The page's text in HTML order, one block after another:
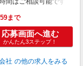
まで
応募画面へ進む
かんたん3ステップ！
社 の他の求人をみる